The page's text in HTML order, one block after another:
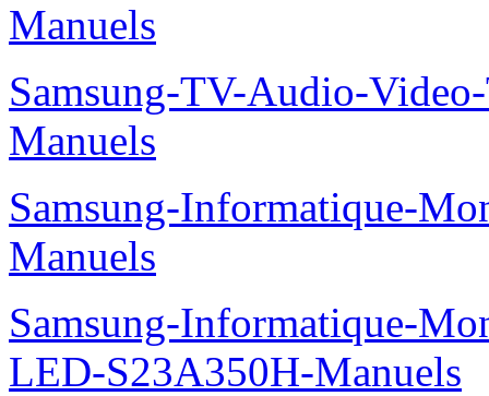
Manuels
Samsung-TV-Audio-
Manuels
Samsung-Informatique-
Manuels
Samsung-Informatique-
LED-S23A350H-Manuels